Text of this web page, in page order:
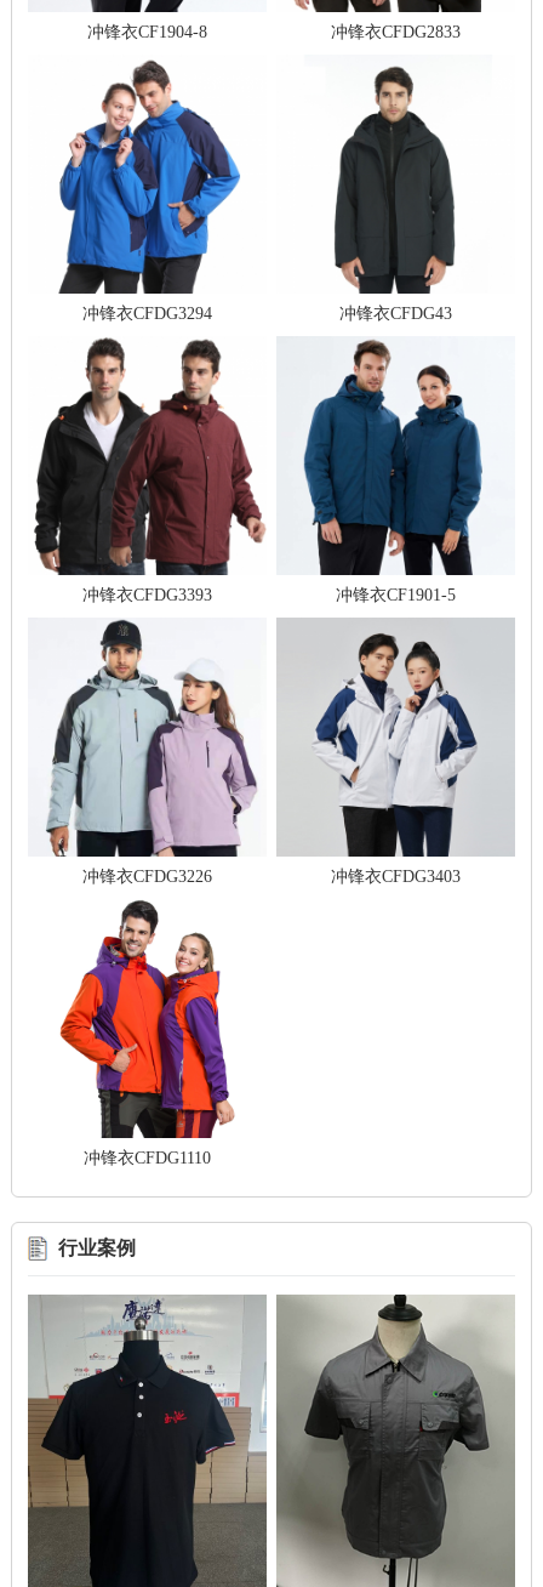
冲锋衣CF1904-8 冲锋衣CFDG2833
冲锋衣CFDG3294 冲锋衣CFDG43
冲锋衣CFDG3393 冲锋衣CF1901-5
冲锋衣CFDG3226 冲锋衣CFDG3403
冲锋衣CFDG1110
行业案例